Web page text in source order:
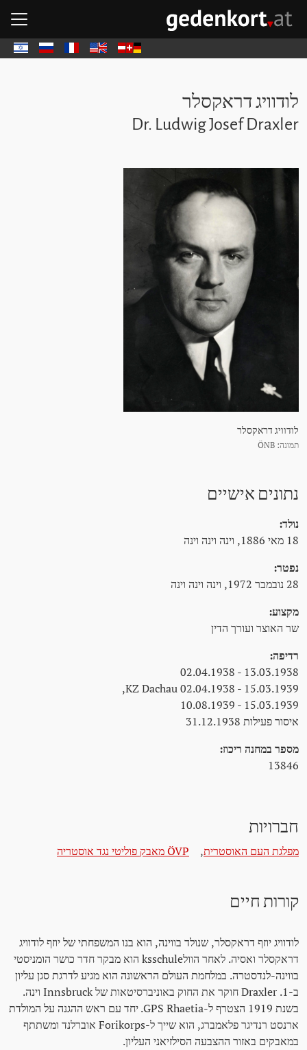
GEDENKORT - דף הבית
Deutsch
English
Français
Русский
לודוויג דראקסלר
Dr. Ludwig Josef Draxler
לודוויג דראקסלר
תמונה: ÖNB
נתונים אישיים
נולד:
18 מאי 1886, וינה וינה וינה
נפטר:
28 נובמבר 1972, וינה וינה וינה
מקצוע:
שר האוצר ועורך הדין
רדיפה:
13.03.1938 - 02.04.1938
KZ Dachau 02.04.1938 - 15.03.1939,
15.03.1939 - 10.08.1939
איסור פעילות 31.12.1938
מספר במחנה ריכוז:
13846
חברויות
מפלגת העם האוסטרית, ÖVP מאבק פוליטי נגד אוסטריה
קורות חיים
לודוויג יוזף דראקסלר, שנולד בווינה, הוא בנו המשפחתי של יוזף לודוויג
דראקסלר ואסיה. לאחר הוולksschule הוא מבקר חדר כושר הומניסטי
בווינה-לנדסטרה. במלחמת העולם הראשונה הוא מגיע לדרגת סגן עליון
ב-1. Draxler חוקר את החוק באוניברסיטאות של Innsbruck וינה.
בשנת 1919 הצטרף ל-GPS Rhaetia. יחד עם ראש ההגנה על המולדת
ארנסט רנדיגר פלאמברג, הוא שייך ל-Forikorps אוברלנד ומשתתף
במאבקים באזור ההצבעה הסילזיאני העליון.